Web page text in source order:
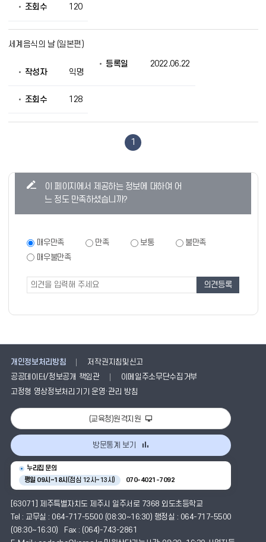
조회수 120
세계음식의 날 (일본편)
작성자 익명
등록일 2022.06.22
조회수 128
1
이 페이지에서 제공하는 정보에 대하여 어
느 정도 만족하셨습니까?
만
족
조
사
매우만족 만족 보통
불만족
매우불만족
개인정보처리방침
저작권지침및신고
공공데이터/정보공개 책임관
이메일주소무단수집거부
고정형 영상정보처리기기 운영·관리 방침
(교육청)원격지원
방문통계 보기
누리집 문의
평일 09시~18시 (점심 12시~13시) 070-4021-7092
[63071] 제주특별자치도 제주시 일주서로 7368 외도초등학교
Tel : 교무실 : 064-717-5500 (08:30~16:30) 행정실 : 064-717-5500
(08:30~16:30) Fax : (064)-743-2861